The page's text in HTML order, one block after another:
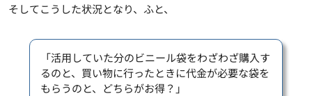
そしてこうした状況となり、ふと、
「活用していた分のビニール袋をわざわざ購入す
るのと、買い物に行ったときに代金が必要な袋を
もらうのと、どちらがお得？」